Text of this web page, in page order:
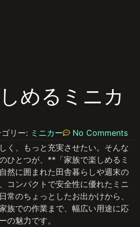
めるミニカ
リー: ミニカー
No Comments
く、もっと充実させたい。そんな
ひとつが、**「家族で楽しめるミ
然に囲まれた田舎暮らしや週末の
コンパクトで安全性に優れたミニ
常のちょっとしたお出かけから、
族での作業まで、幅広い用途に応
の魅力です。